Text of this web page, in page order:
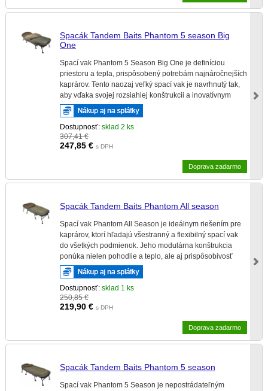
Spacák Tandem Baits Phantom 5 season Big
One
Spací vak Phantom 5 Season Big One je definíciou
priestoru a tepla, prispôsobený potrebám najnáročnejších
kaprárov. Tento naozaj veľký spací vak je navrhnutý tak,
aby vďaka svojej rozsiahlej konštrukcii a inovatívnym
prvkom poskytoval maximálne pohodlie.
Dostupnosť:sklad 2 ks
307,41 €
247,85 € s DPH
Doprava zadarmo
Spacák Tandem Baits Phantom All season
Spací vak Phantom All Season je ideálnym riešením pre
kaprárov, ktorí hľadajú všestranný a flexibilný spací vak
do všetkých podmienok. Jeho modulárna konštrukcia
ponúka nielen pohodlie a teplo, ale aj prispôsobivosť
potrebnú pre celoročné rybárčenie.
Dostupnosť:sklad 1 ks
250,85 €
219,90 € s DPH
Doprava zadarmo
Spacák Tandem Baits Phantom 5 season
Spací vak Phantom 5 Season je nepostrádateľným